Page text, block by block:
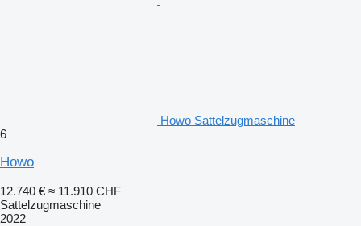
Howo Sattelzugmaschine
6
Howo
12.740 € ≈ 11.910 CHF
Sattelzugmaschine
2022